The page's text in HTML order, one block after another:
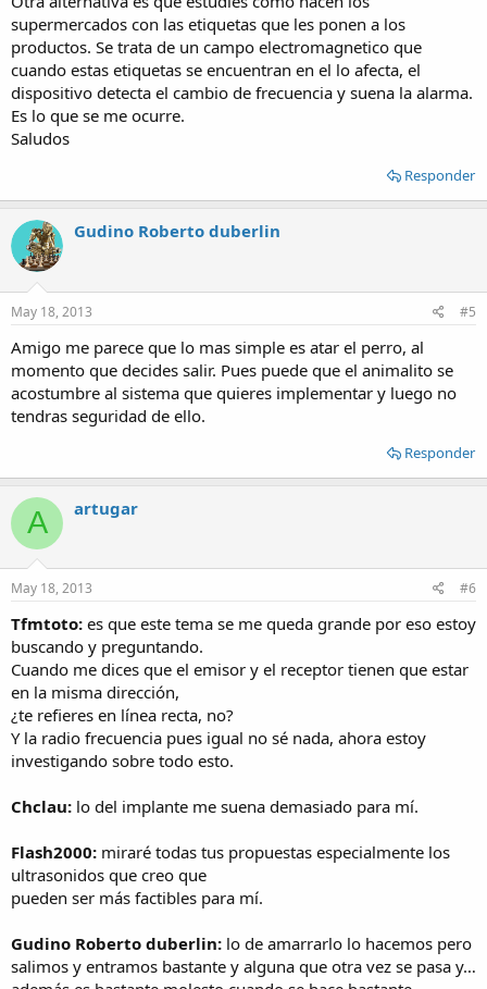
supermercados con las etiquetas que les ponen a los
productos. Se trata de un campo electromagnetico que
cuando estas etiquetas se encuentran en el lo afecta, el
dispositivo detecta el cambio de frecuencia y suena la alarma.
Es lo que se me ocurre.
Saludos
Responder
Gudino Roberto duberlin
May 18, 2013 #5
Amigo me parece que lo mas simple es atar el perro, al
momento que decides salir. Pues puede que el animalito se
acostumbre al sistema que quieres implementar y luego no
tendras seguridad de ello.
Responder
A artugar
May 18, 2013 #6
Tfmtoto: es que este tema se me queda grande por eso estoy
buscando y preguntando.
Cuando me dices que el emisor y el receptor tienen que estar
en la misma dirección,
¿te refieres en línea recta, no?
Y la radio frecuencia pues igual no sé nada, ahora estoy
investigando sobre todo esto.
Chclau: lo del implante me suena demasiado para mí.
Flash2000: miraré todas tus propuestas especialmente los
ultrasonidos que creo que
pueden ser más factibles para mí.
Gudino Roberto duberlin: lo de amarrarlo lo hacemos pero
salimos y entramos bastante y alguna que otra vez se pasa y…